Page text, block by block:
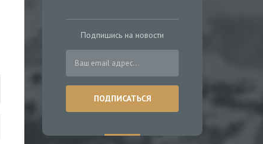
Подпишись на новости